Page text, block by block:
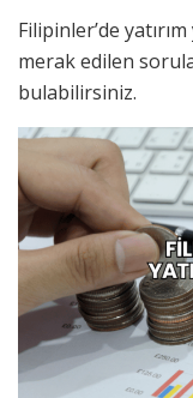
Filipinler’de
merak edilen
bulabilirsiniz.